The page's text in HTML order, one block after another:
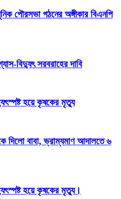
পৌরসভা গঠনের অঙ্গীকার বিএনপি
বিদ্যুৎ সরবরাহের দাবি
হয়ে কৃষকের মৃত্যু
দিলো বাবা, ভ্রাম্যমাণ আদালতে ৬
হয়ে কৃষকের মৃত্যু।